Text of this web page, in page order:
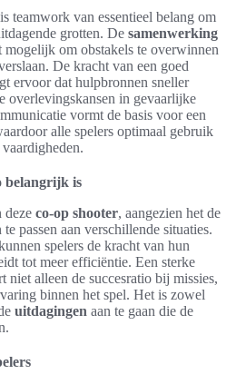
teamwork van essentieel belang om
grotten. De samenwerking
mogelijk om obstakels te overwinnen
De kracht van een goed
ervoor dat hulpbronnen sneller
overlevingskansen in gevaarlijke
vormt de basis voor een
alle spelers optimaal gebruik
belangrijk is
deze co-op shooter, aangezien het de
passen aan verschillende situaties.
spelers de kracht van hun
tot meer efficiëntie. Een sterke
niet alleen de succesratio bij missies,
binnen het spel. Het is zowel
uitdagingen aan te gaan die de